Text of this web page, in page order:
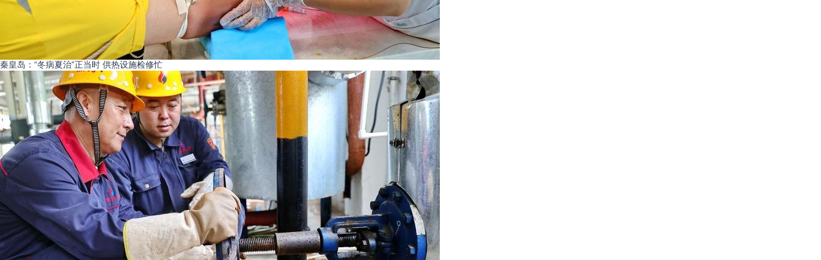
秦皇岛：“冬病夏治”正当时 供热设施检修忙